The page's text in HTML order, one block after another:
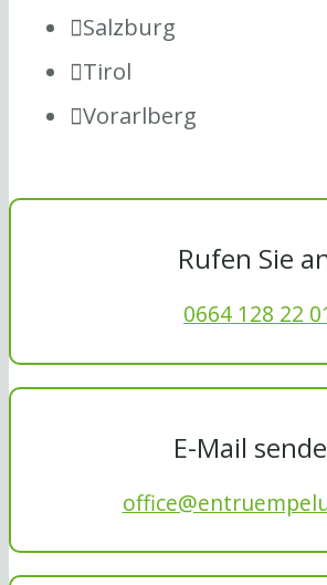
Salzburg
Tirol
Vorarlberg
Rufen Sie
0664 128 22
E-Mail